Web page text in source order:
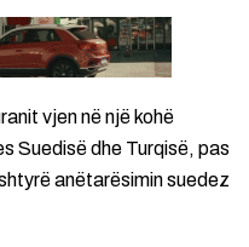
vjen në një kohë
Suedisë dhe Turqisë, pas
anëtarësimin suedez